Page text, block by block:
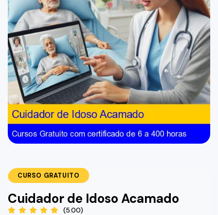
CURSO GRATUITO
Cuidador de Idoso Acamado
(5.00)